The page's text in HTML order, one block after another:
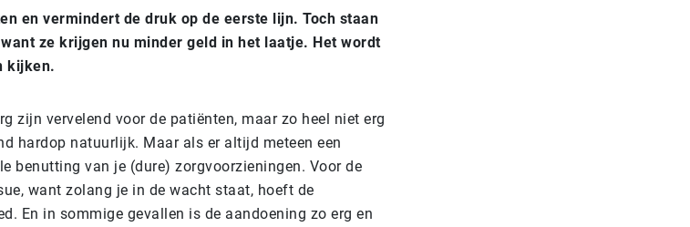
en vermindert de druk op de eerste lijn. Toch staan
ze krijgen nu minder geld in het laatje. Het wordt
kijken.
zijn vervelend voor de patiënten, maar zo heel niet erg
hardop natuurlijk. Maar als er altijd meteen een
benutting van je (dure) zorgvoorzieningen. Voor de
want zolang je in de wacht staat, hoeft de
En in sommige gevallen is de aandoening zo erg en